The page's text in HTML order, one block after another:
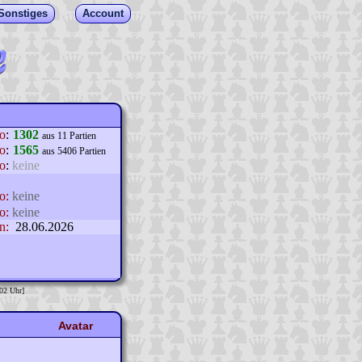
Account
: 1302 aus 11 Partien
: 1565 aus 5406 Partien
: keine
keine
keine
28.06.2026
Uhr]
Avatar